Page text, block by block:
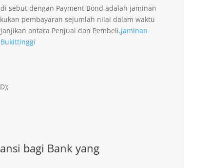
sebut dengan Payment Bond adalah jaminan
pembayaran sejumlah nilai dalam waktu
antara Penjual dan Pembeli.Jaminan
bagi Bank yang